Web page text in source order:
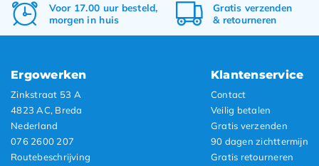
Voor 17.00 uur besteld,
morgen in huis
Gratis verzenden
& retourneren
Ergowerken
Zinkstraat 53 A
4823 AC, Breda
Nederland
076 2600 207
Routebeschrijving
Klantenservice
Contact
Veilig betalen
Gratis verzenden
90 dagen zichttermijn
Gratis retourneren